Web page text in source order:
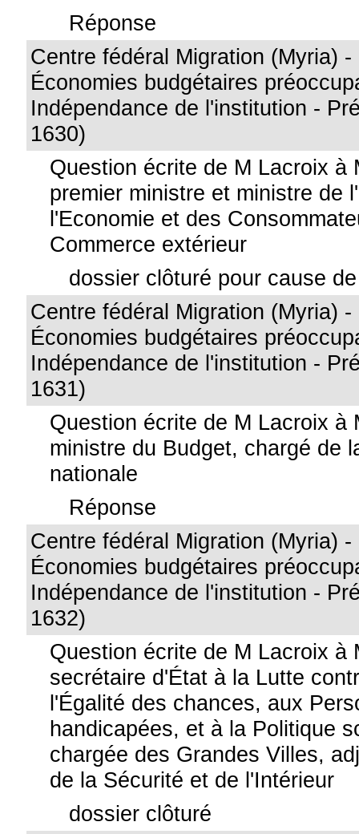
Réponse
Centre fédéral Migration (Myria)
Économies budgétaires
Indépendance de l'institution -
1630)
Question écrite de M Lacroix à
premier ministre et ministre de
l'Economie et des
Commerce extérieur
dossier clôturé pour cause
Centre fédéral Migration (Myria)
Économies budgétaires
Indépendance de l'institution -
1631)
Question écrite de M Lacroix à
ministre du Budget, chargé de
nationale
Réponse
Centre fédéral Migration (Myria)
Économies budgétaires
Indépendance de l'institution -
1632)
Question écrite de M Lacroix à
secrétaire d'État à la Lutte
l'Égalité des chances, aux
handicapées, et à la Politique
chargée des Grandes Villes,
de la Sécurité et de l'Intérieur
dossier clôturé